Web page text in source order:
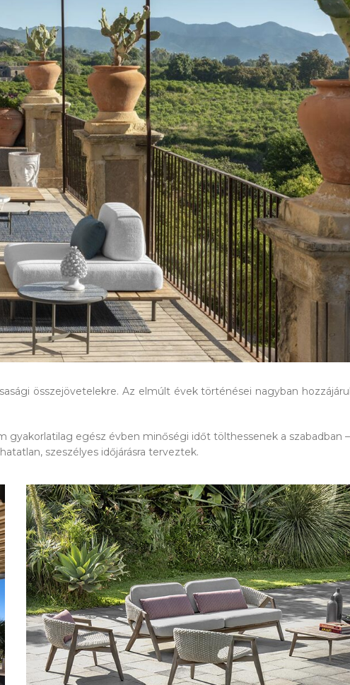
összejövetelekre. Az elmúlt évek történései nagyban
egész évben minőségi időt tölthessenek a szabadban
szeszélyes időjárásra terveztek.